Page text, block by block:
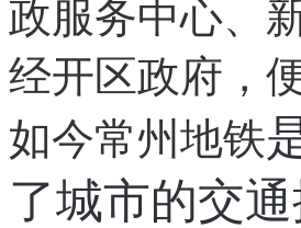
政服务中心、
经开区政府，
如今常州地铁
了城市的交